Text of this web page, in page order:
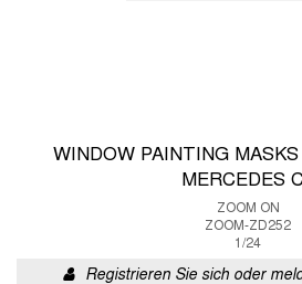
WINDOW PAINTING
MERCEDES
ZOOM ON
ZOOM-ZD252
1/24
Registrieren Sie sich oder